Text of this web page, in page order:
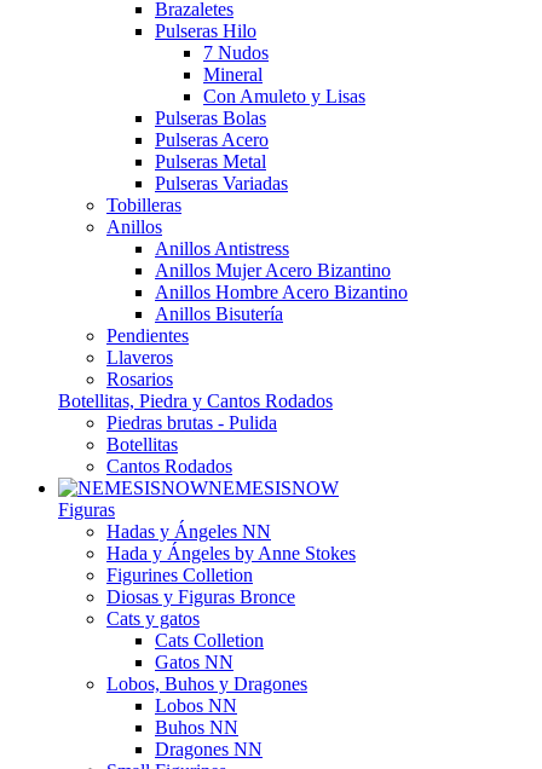
Brazaletes
Pulseras Hilo
7 Nudos
Mineral
Con Amuleto y Lisas
Pulseras Bolas
Pulseras Acero
Pulseras Metal
Pulseras Variadas
Tobilleras
Anillos
Anillos Antistress
Anillos Mujer Acero Bizantino
Anillos Hombre Acero Bizantino
Anillos Bisutería
Pendientes
Llaveros
Rosarios
Botellitas, Piedra y Cantos Rodados
Piedras brutas - Pulida
Botellitas
Cantos Rodados
NEMESISNOW
Figuras
Hadas y Ángeles NN
Hada y Ángeles by Anne Stokes
Figurines Colletion
Diosas y Figuras Bronce
Cats y gatos
Cats Colletion
Gatos NN
Lobos, Buhos y Dragones
Lobos NN
Buhos NN
Dragones NN